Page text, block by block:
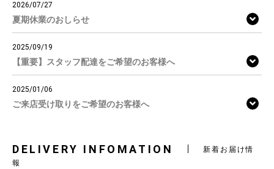
2026/07/27
夏期休業のおしらせ
2025/09/19
【重要】スタッフ配達をご希望のお客様へ
2025/01/06
ご来店受け取りをご希望のお客様へ
DELIVERY INFOMATION
新着お届け情
報